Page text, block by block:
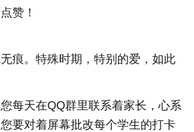
赞！
痕。特殊时期，特别的爱，如此
每天在QQ群里联系着家长，心系
要对着屏幕批改每个学生的打卡